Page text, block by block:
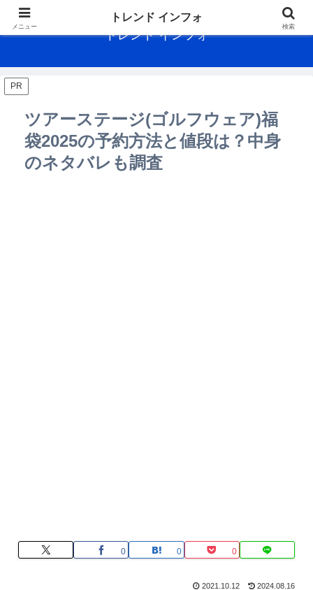
メニュー
トレンド インフォ
検索
トレンド インフォ
PR
ツアーステージ(ゴルフウェア)福
袋2025の予約方法と値段は？中身
のネタバレも調査
0 0 0
2021.10.12 2024.08.16